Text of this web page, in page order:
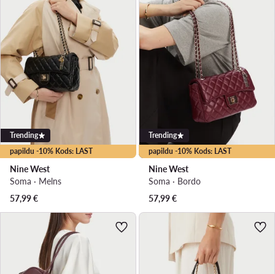
papildu -10% Kods: LAST
Trending
Nine West
Soma · Melns
57,99€
papildu -10% Kods: LAST
Trending
Nine West
Soma · Bordo
57,99€